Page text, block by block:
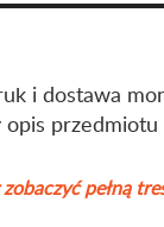
i dostawa
przedmiotu
pełną